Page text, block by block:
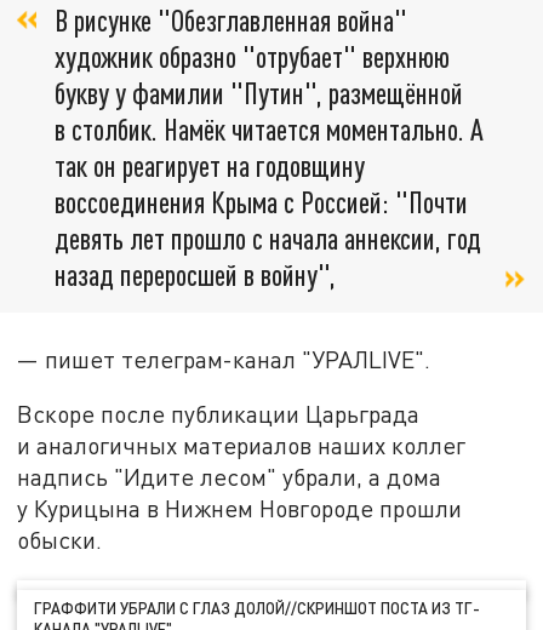
В рисунке "Обезглавленная война"
художник образно "отрубает" верхнюю
букву у фамилии "Путин", размещённой
в столбик. Намёк читается моментально. А
так он реагирует на годовщину
воссоединения Крыма с Россией: "Почти
девять лет прошло с начала аннексии, год
назад переросшей в войну",
— пишет телеграм-канал "УРАЛLIVE".
Вскоре после публикации Царьграда
и аналогичных материалов наших коллег
надпись "Идите лесом" убрали, а дома
у Курицына в Нижнем Новгороде прошли
обыски.
ГРАФФИТИ УБРАЛИ С ГЛАЗ ДОЛОЙ//СКРИНШОТ ПОСТА ИЗ ТГ-